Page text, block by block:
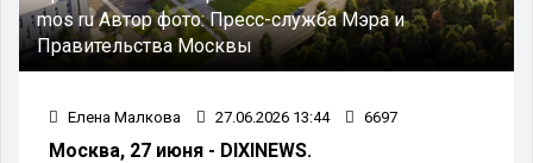
mos ruАвтор фото:Пресс-служба Мэра и
Правительства Москвы
Елена Малкова 27.06.2026 13:44 6697
Москва, 27 июня - DIXINEWS.